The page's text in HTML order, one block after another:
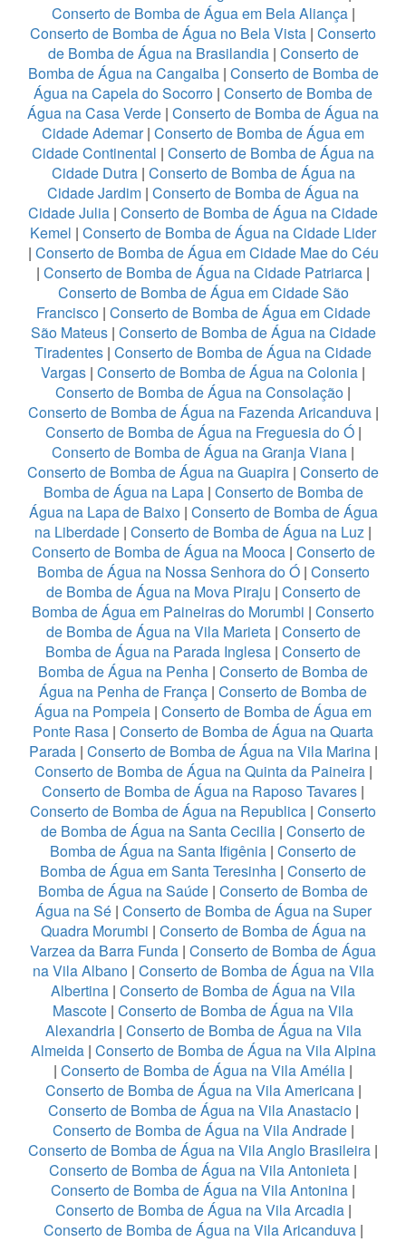
Conserto de Bomba de Água em Bela Aliança |
Conserto de Bomba de Água no Bela Vista | Conserto
de Bomba de Água na Brasilandia| Conserto de
Bomba de Água na Cangaiba| Conserto de Bomba de
Água na Capela do Socorro | Conserto de Bomba de
Água na Casa Verde | Conserto de Bomba de Água na
Cidade Ademar| Conserto de Bomba de Água em
Cidade Continental | Conserto de Bomba de Água na
Cidade Dutra | Conserto de Bomba de Água na
Cidade Jardim | Conserto de Bomba de Água na
Cidade Julia | Conserto de Bomba de Água na Cidade
Kemel | Conserto de Bomba de Água na Cidade Lider
| Conserto de Bomba de Água em Cidade Mae do Céu
| Conserto de Bomba de Água na Cidade Patriarca |
Conserto de Bomba de Água em Cidade São
Francisco | Conserto de Bomba de Água em Cidade
São Mateus| Conserto de Bomba de Água na Cidade
Tiradentes | Conserto de Bomba de Água na Cidade
Vargas | Conserto de Bomba de Água na Colonia |
Conserto de Bomba de Água na Consolação |
Conserto de Bomba de Água na Fazenda Aricanduva|
Conserto de Bomba de Água na Freguesia do Ó|
Conserto de Bomba de Água na Granja Viana |
Conserto de Bomba de Água na Guapira | Conserto de
Bomba de Água na Lapa| Conserto de Bomba de
Água na Lapa de Baixo | Conserto de Bomba de Água
na Liberdade | Conserto de Bomba de Água na Luz |
Conserto de Bomba de Água na Mooca| Conserto de
Bomba de Água na Nossa Senhora do Ó| Conserto
de Bomba de Água na Mova Piraju | Conserto de
Bomba de Água em Paineiras do Morumbi | Conserto
de Bomba de Água na Vila Marieta| Conserto de
Bomba de Água na Parada Inglesa | Conserto de
Bomba de Água na Penha | Conserto de Bomba de
Água na Penha de França | Conserto de Bomba de
Água na Pompeia | Conserto de Bomba de Água em
Ponte Rasa | Conserto de Bomba de Água na Quarta
Parada| Conserto de Bomba de Água na Vila Marina|
Conserto de Bomba de Água na Quinta da Paineira|
Conserto de Bomba de Água na Raposo Tavares |
Conserto de Bomba de Água na Republica | Conserto
de Bomba de Água na Santa Cecilia | Conserto de
Bomba de Água na Santa Ifigênia | Conserto de
Bomba de Água em Santa Teresinha | Conserto de
Bomba de Água na Saúde | Conserto de Bomba de
Água na Sé| Conserto de Bomba de Água na Super
Quadra Morumbi | Conserto de Bomba de Água na
Varzea da Barra Funda | Conserto de Bomba de Água
na Vila Albano| Conserto de Bomba de Água na Vila
Albertina | Conserto de Bomba de Água na Vila
Mascote | Conserto de Bomba de Água na Vila
Alexandria| Conserto de Bomba de Água na Vila
Almeida | Conserto de Bomba de Água na Vila Alpina
| Conserto de Bomba de Água na Vila Amélia |
Conserto de Bomba de Água na Vila Americana|
Conserto de Bomba de Água na Vila Anastacio|
Conserto de Bomba de Água na Vila Andrade|
Conserto de Bomba de Água na Vila Anglo Brasileira |
Conserto de Bomba de Água na Vila Antonieta |
Conserto de Bomba de Água na Vila Antonina |
Conserto de Bomba de Água na Vila Arcadia |
Conserto de Bomba de Água na Vila Aricanduva|